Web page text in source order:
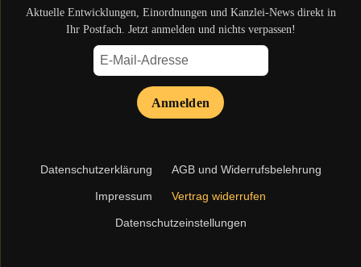
Aktuelle Entwicklungen, Einordnungen und Kanzlei-News direkt in
Ihr Postfach. Jetzt anmelden und nichts verpassen!
Anmelden
Navigation
Datenschutzerklärung AGB und Widerrufsbelehrung
Impressum Vertrag widerrufen
Datenschutzeinstellungen